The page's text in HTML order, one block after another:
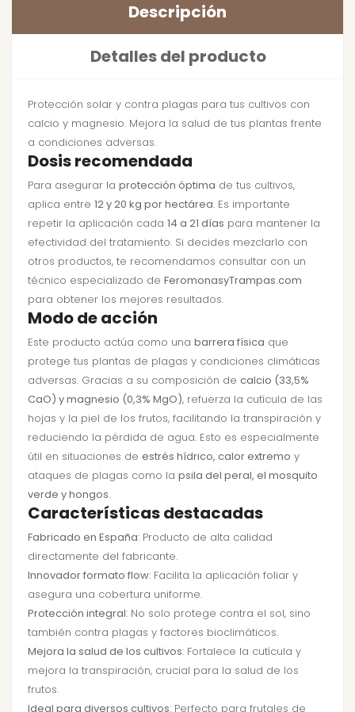
Descripción
Detalles del producto
Protección solar y contra plagas para tus cultivos con
calcio y magnesio. Mejora la salud de tus plantas frente
a condiciones adversas.
Dosis recomendada
Para asegurar la protección óptima de tus cultivos,
aplica entre 12 y 20 kg por hectárea. Es importante
repetir la aplicación cada 14 a 21 días para mantener la
efectividad del tratamiento. Si decides mezclarlo con
otros productos, te recomendamos consultar con un
técnico especializado de FeromonasyTrampas.com
para obtener los mejores resultados.
Modo de acción
Este producto actúa como una barrera física que
protege tus plantas de plagas y condiciones climáticas
adversas. Gracias a su composición de calcio (33,5%
CaO) y magnesio (0,3% MgO), refuerza la cutícula de las
hojas y la piel de los frutos, facilitando la transpiración y
reduciendo la pérdida de agua. Esto es especialmente
útil en situaciones de estrés hídrico, calor extremo y
ataques de plagas como la psila del peral, el mosquito
verde y hongos.
Características destacadas
Fabricado en España: Producto de alta calidad
directamente del fabricante.
Innovador formato flow: Facilita la aplicación foliar y
asegura una cobertura uniforme.
Protección integral: No solo protege contra el sol, sino
también contra plagas y factores bioclimáticos.
Mejora la salud de los cultivos: Fortalece la cutícula y
mejora la transpiración, crucial para la salud de los
frutos.
Ideal para diversos cultivos: Perfecto para frutales de